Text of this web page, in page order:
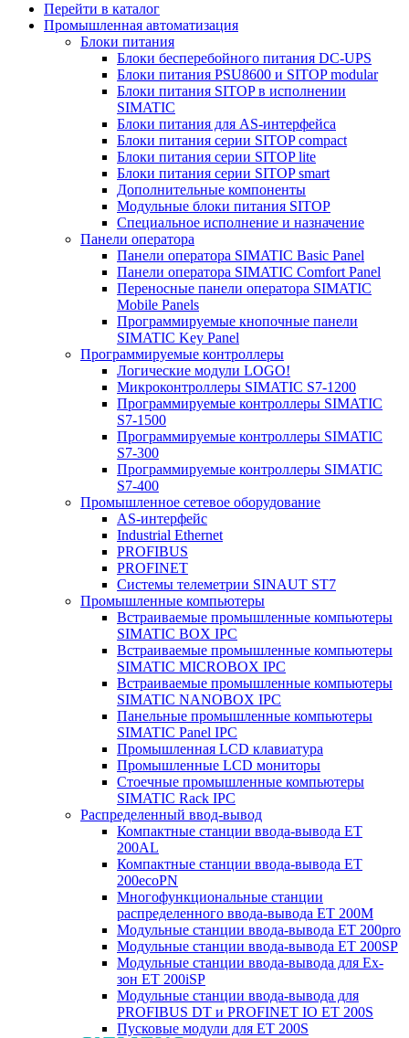
Перейти в каталог
Промышленная автоматизация
Блоки питания
Блоки бесперебойного питания DC-UPS
Блоки питания PSU8600 и SITOP modular
Блоки питания SITOP в исполнении
SIMATIC
Блоки питания для AS-интерфейса
Блоки питания серии SITOP compact
Блоки питания серии SITOP lite
Блоки питания серии SITOP smart
Дополнительные компоненты
Модульные блоки питания SITOP
Специальное исполнение и назначение
Панели оператора
Панели оператора SIMATIC Basic Panel
Панели оператора SIMATIC Comfort Panel
Переносные панели оператора SIMATIC
Mobile Panels
Программируемые кнопочные панели
SIMATIC Key Panel
Программируемые контроллеры
Логические модули LOGO!
Микроконтроллеры SIMATIC S7-1200
Программируемые контроллеры SIMATIC
S7-1500
Программируемые контроллеры SIMATIC
S7-300
Программируемые контроллеры SIMATIC
S7-400
Промышленное сетевое оборудование
AS-интерфейс
Industrial Ethernet
PROFIBUS
PROFINET
Системы телеметрии SINAUT ST7
Промышленные компьютеры
Встраиваемые промышленные компьютеры
SIMATIC BOX IPC
Встраиваемые промышленные компьютеры
SIMATIC MICROBOX IPC
Встраиваемые промышленные компьютеры
SIMATIC NANOBOX IPC
Панельные промышленные компьютеры
SIMATIC Panel IPC
Промышленная LCD клавиатура
Промышленные LCD мониторы
Стоечные промышленные компьютеры
SIMATIC Rack IPC
Распределенный ввод-вывод
Компактные станции ввода-вывода ET
200AL
Компактные станции ввода-вывода ET
200ecoPN
Многофункциональные станции
распределенного ввода-вывода ET 200M
Модульные станции ввода-вывода ET 200pro
Модульные станции ввода-вывода ET 200SP
Модульные станции ввода-вывода для Ex-
зон ET 200iSP
Модульные станции ввода-вывода для
PROFIBUS DT и PROFINET IO ET 200S
Пусковые модули для ET 200S